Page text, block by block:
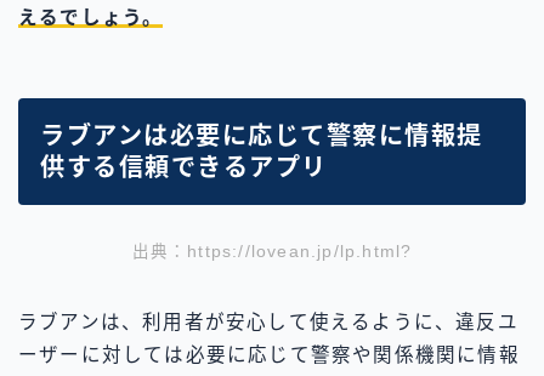
えるでしょう。
ラブアンは必要に応じて警察に情報提
供する信頼できるアプリ
出典：https://lovean.jp/lp.html?
ラブアンは、利用者が安心して使えるように、違反ユ
ーザーに対しては必要に応じて警察や関係機関に情報